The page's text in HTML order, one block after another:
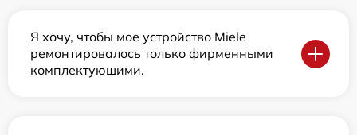
Я хочу, чтобы мое устройство Miele
ремонтировалось только фирменными
комплектующими.